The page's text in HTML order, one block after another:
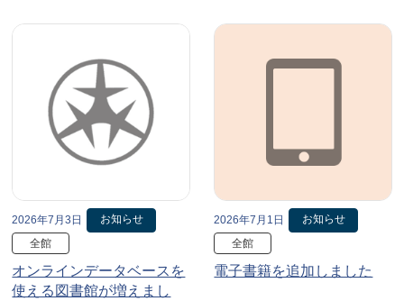
2026年7月3日
お知らせ
全館
オンラインデータベースを
使える図書館が増えまし
2026年7月1日
お知らせ
全館
電子書籍を追加しました